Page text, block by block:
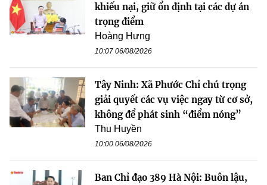
khiếu nại, giữ ổn định tại các dự án
trọng điểm
Hoàng Hưng
10:07 06/08/2026
Tây Ninh: Xã Phước Chỉ chú trọng
giải quyết các vụ việc ngay từ cơ sở,
không để phát sinh “điểm nóng”
Thu Huyền
10:00 06/08/2026
Ban Chỉ đạo 389 Hà Nội: Buôn lậu,